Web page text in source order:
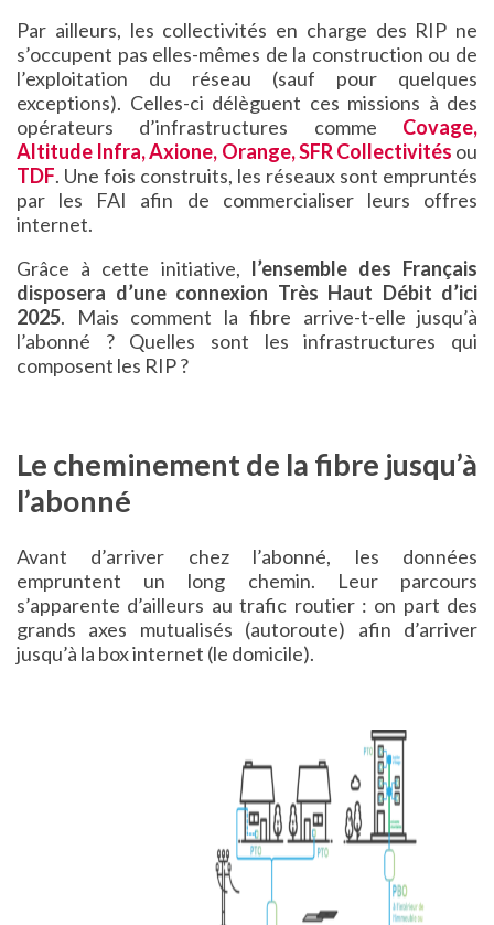
Par ailleurs, les collectivités en charge des RIP ne
s’occupent pas elles-mêmes de la construction ou de
l’exploitation du réseau (sauf pour quelques
exceptions). Celles-ci délèguent ces missions à des
opérateurs d’infrastructures comme Covage,
Altitude Infra, Axione, Orange, SFR Collectivités ou
TDF. Une fois construits, les réseaux sont empruntés
par les FAI afin de commercialiser leurs offres
internet.
Grâce à cette initiative, l’ensemble des Français
disposera d’une connexion Très Haut Débit d’ici
2025. Mais comment la fibre arrive-t-elle jusqu’à
l’abonné ? Quelles sont les infrastructures qui
composent les RIP ?
Le cheminement de la fibre jusqu’à
l’abonné
Avant d’arriver chez l’abonné, les données
empruntent un long chemin. Leur parcours
s’apparente d’ailleurs au trafic routier : on part des
grands axes mutualisés (autoroute) afin d’arriver
jusqu’à la box internet (le domicile).